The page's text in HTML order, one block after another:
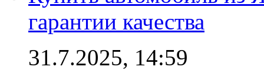
гарантии качества
31.7.2025, 14:59